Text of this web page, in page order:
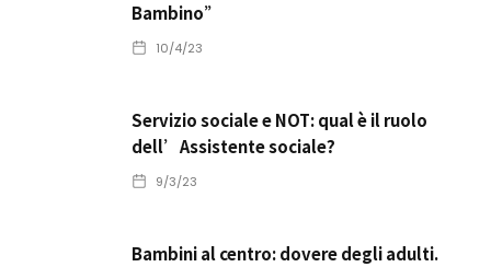
Bambino”
10/4/23
Servizio sociale e NOT: qual è il ruolo
dell’Assistente sociale?
9/3/23
Bambini al centro: dovere degli adulti.